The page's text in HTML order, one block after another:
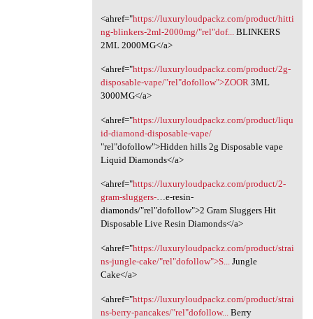
<ahref="https://luxuryloudpackz.com/product/hitti
ng-blinkers-2ml-2000mg/"rel"dof...
BLINKERS
2ML 2000MG</a>
<ahref="https://luxuryloudpackz.com/product/2g-
disposable-vape/"rel"dofollow">ZOOR3ML
3000MG</a>
<ahref="https://luxuryloudpackz.com/product/liqu
id-diamond-disposable-vape/
‎"rel"dofollow">Hidden hills 2g Disposable vape
Liquid Diamonds</a>
<ahref="https://luxuryloudpackz.com/product/2-
gram-sluggers-…e-resin-
diamonds/"rel"dofollow">2 Gram Sluggers Hit
Disposable Live Resin Diamonds</a>
<ahref="https://luxuryloudpackz.com/product/strai
ns-jungle-cake/"rel"dofollow">S...
Jungle
Cake</a>
<ahref="https://luxuryloudpackz.com/product/strai
ns-berry-pancakes/"rel"dofollow...
Berry